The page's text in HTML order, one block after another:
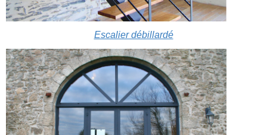
Escalier débillardé